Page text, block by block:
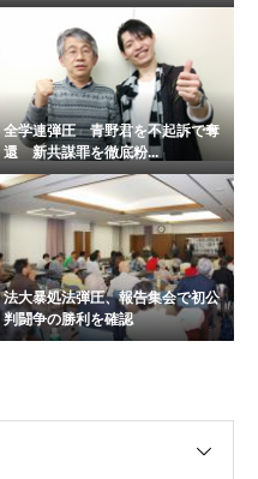
全学連弾圧 青野君を不起訴で奪
還 新共謀罪を徹底粉...
法大暴処法弾圧、報告集会で初公
判闘争の勝利を確認